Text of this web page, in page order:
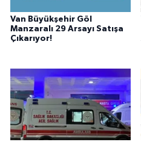
Van Büyükşehir Göl
Manzaralı 29 Arsayı Satışa
Çıkarıyor!